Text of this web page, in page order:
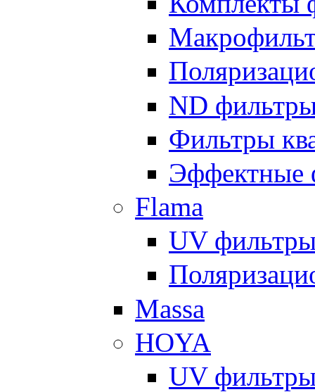
ND
Фильтры
Эффектные
Flama
UV
Massa
HOYA
UV